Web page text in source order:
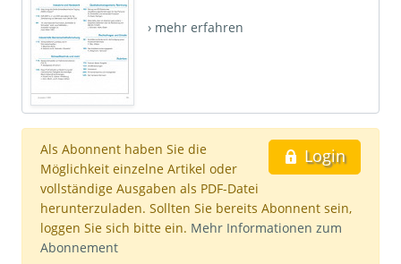
› mehr erfahren
Login
Als Abonnent haben Sie die
Möglichkeit einzelne Artikel oder
vollständige Ausgaben als PDF-Datei
herunterzuladen. Sollten Sie bereits Abonnent sein,
loggen Sie sich bitte ein. Mehr Informationen zum
Abonnement